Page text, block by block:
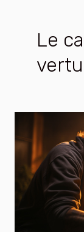
Le